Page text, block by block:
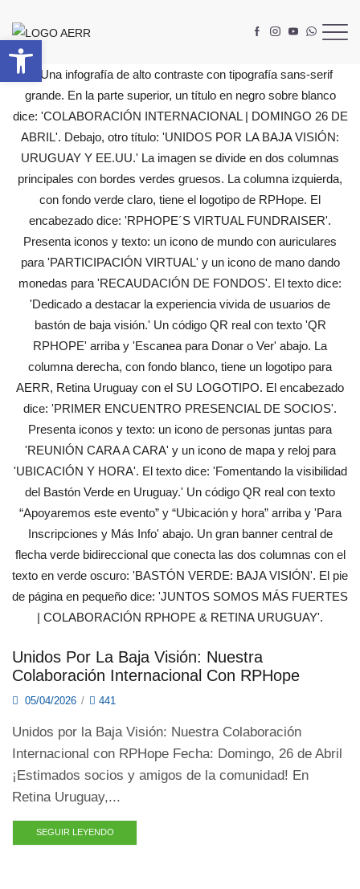
Abrir barra de herramientas
Unidos Por La Baja Visión: Nuestra
Colaboración Internacional Con RPHope
05/04/2026 / 441
Unidos por la Baja Visión: Nuestra Colaboración
Internacional con RPHope Fecha: Domingo, 26 de Abril
¡Estimados socios y amigos de la comunidad! En
Retina Uruguay,...
SEGUIR LEYENDO